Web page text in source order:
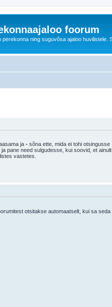
foorum
perekonna ning suguvõsa ajaloo
ja - sõna ette, mida ei tohi otsingusse
need sulgudesse, kui soovid, et ainult ühe
vastetes.
otsitakse automaatselt, kui sa seda